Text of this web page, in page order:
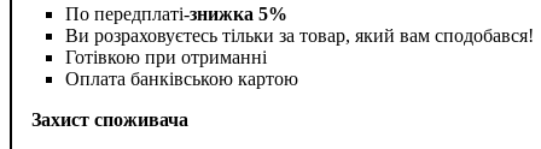
По передплаті-знижка 5%
Ви розраховуєтесь тільки за товар, який вам сподобався!
Готівкою при отриманні
Оплата банківською картою
Захист споживача